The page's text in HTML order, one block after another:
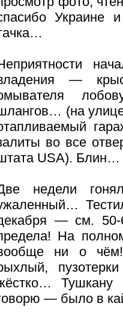
—
(на
во все
USA).
недели
— см. 50-
На
ни о
— было в